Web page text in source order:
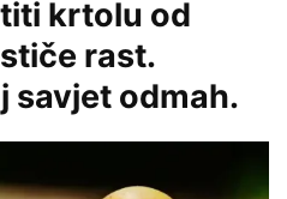
krtolu od
rast.
savjet odmah.